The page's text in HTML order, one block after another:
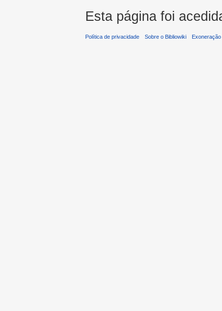
Esta página foi
Política de privacidade Sobre o Bibliowiki